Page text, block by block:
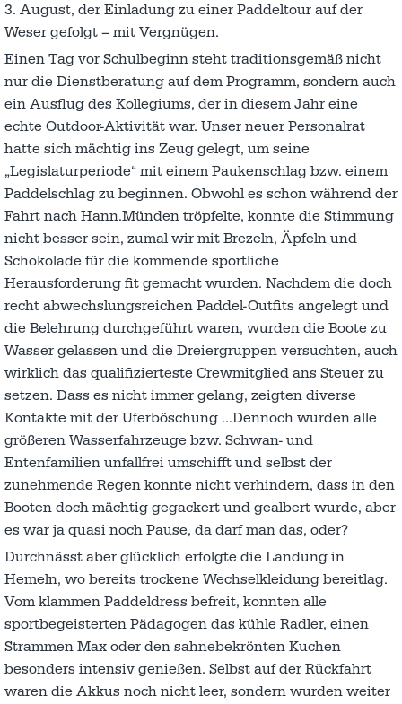
3. August, der Einladung zu einer Paddeltour auf der
Weser gefolgt – mit Vergnügen.
Einen Tag vor Schulbeginn steht traditionsgemäß nicht
nur die Dienstberatung auf dem Programm, sondern auch
ein Ausflug des Kollegiums, der in diesem Jahr eine
echte Outdoor-Aktivität war. Unser neuer Personalrat
hatte sich mächtig ins Zeug gelegt, um seine
„Legislaturperiode“ mit einem Paukenschlag bzw. einem
Paddelschlag zu beginnen. Obwohl es schon während der
Fahrt nach Hann.Münden tröpfelte, konnte die Stimmung
nicht besser sein, zumal wir mit Brezeln, Äpfeln und
Schokolade für die kommende sportliche
Herausforderung fit gemacht wurden. Nachdem die doch
recht abwechslungsreichen Paddel-Outfits angelegt und
die Belehrung durchgeführt waren, wurden die Boote zu
Wasser gelassen und die Dreiergruppen versuchten, auch
wirklich das qualifizierteste Crewmitglied ans Steuer zu
setzen. Dass es nicht immer gelang, zeigten diverse
Kontakte mit der Uferböschung …Dennoch wurden alle
größeren Wasserfahrzeuge bzw. Schwan- und
Entenfamilien unfallfrei umschifft und selbst der
zunehmende Regen konnte nicht verhindern, dass in den
Booten doch mächtig gegackert und gealbert wurde, aber
es war ja quasi noch Pause, da darf man das, oder?
Durchnässt aber glücklich erfolgte die Landung in
Hemeln, wo bereits trockene Wechselkleidung bereitlag.
Vom klammen Paddeldress befreit, konnten alle
sportbegeisterten Pädagogen das kühle Radler, einen
Strammen Max oder den sahnebekrönten Kuchen
besonders intensiv genießen. Selbst auf der Rückfahrt
waren die Akkus noch nicht leer, sondern wurden weiter